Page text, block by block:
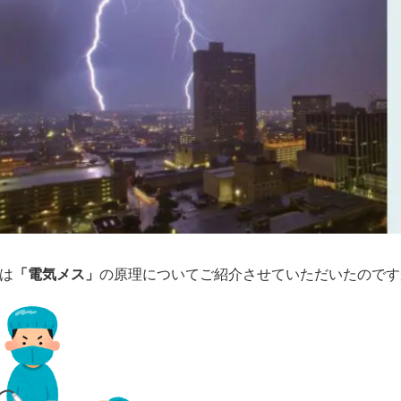
「電気メス」 の原理についてご紹介させていただいたので